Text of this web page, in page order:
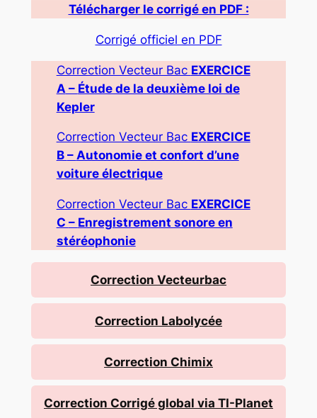
Télécharger le corrigé en PDF :
Corrigé officiel en PDF
Correction Vecteur Bac EXERCICE
A – Étude de la deuxième loi de
Kepler
Correction Vecteur Bac EXERCICE
B – Autonomie et confort d’une
voiture électrique
Correction Vecteur Bac EXERCICE
C – Enregistrement sonore en
stéréophonie
Correction Vecteurbac
Correction Labolycée
Correction Chimix
Correction Corrigé global via TI-Planet